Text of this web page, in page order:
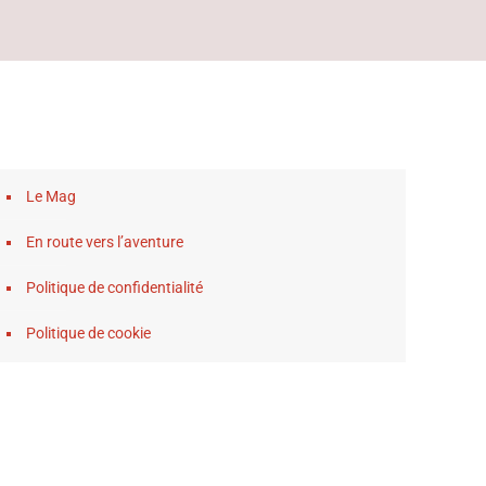
Le Mag
En route vers l’aventure
Politique de confidentialité
Politique de cookie